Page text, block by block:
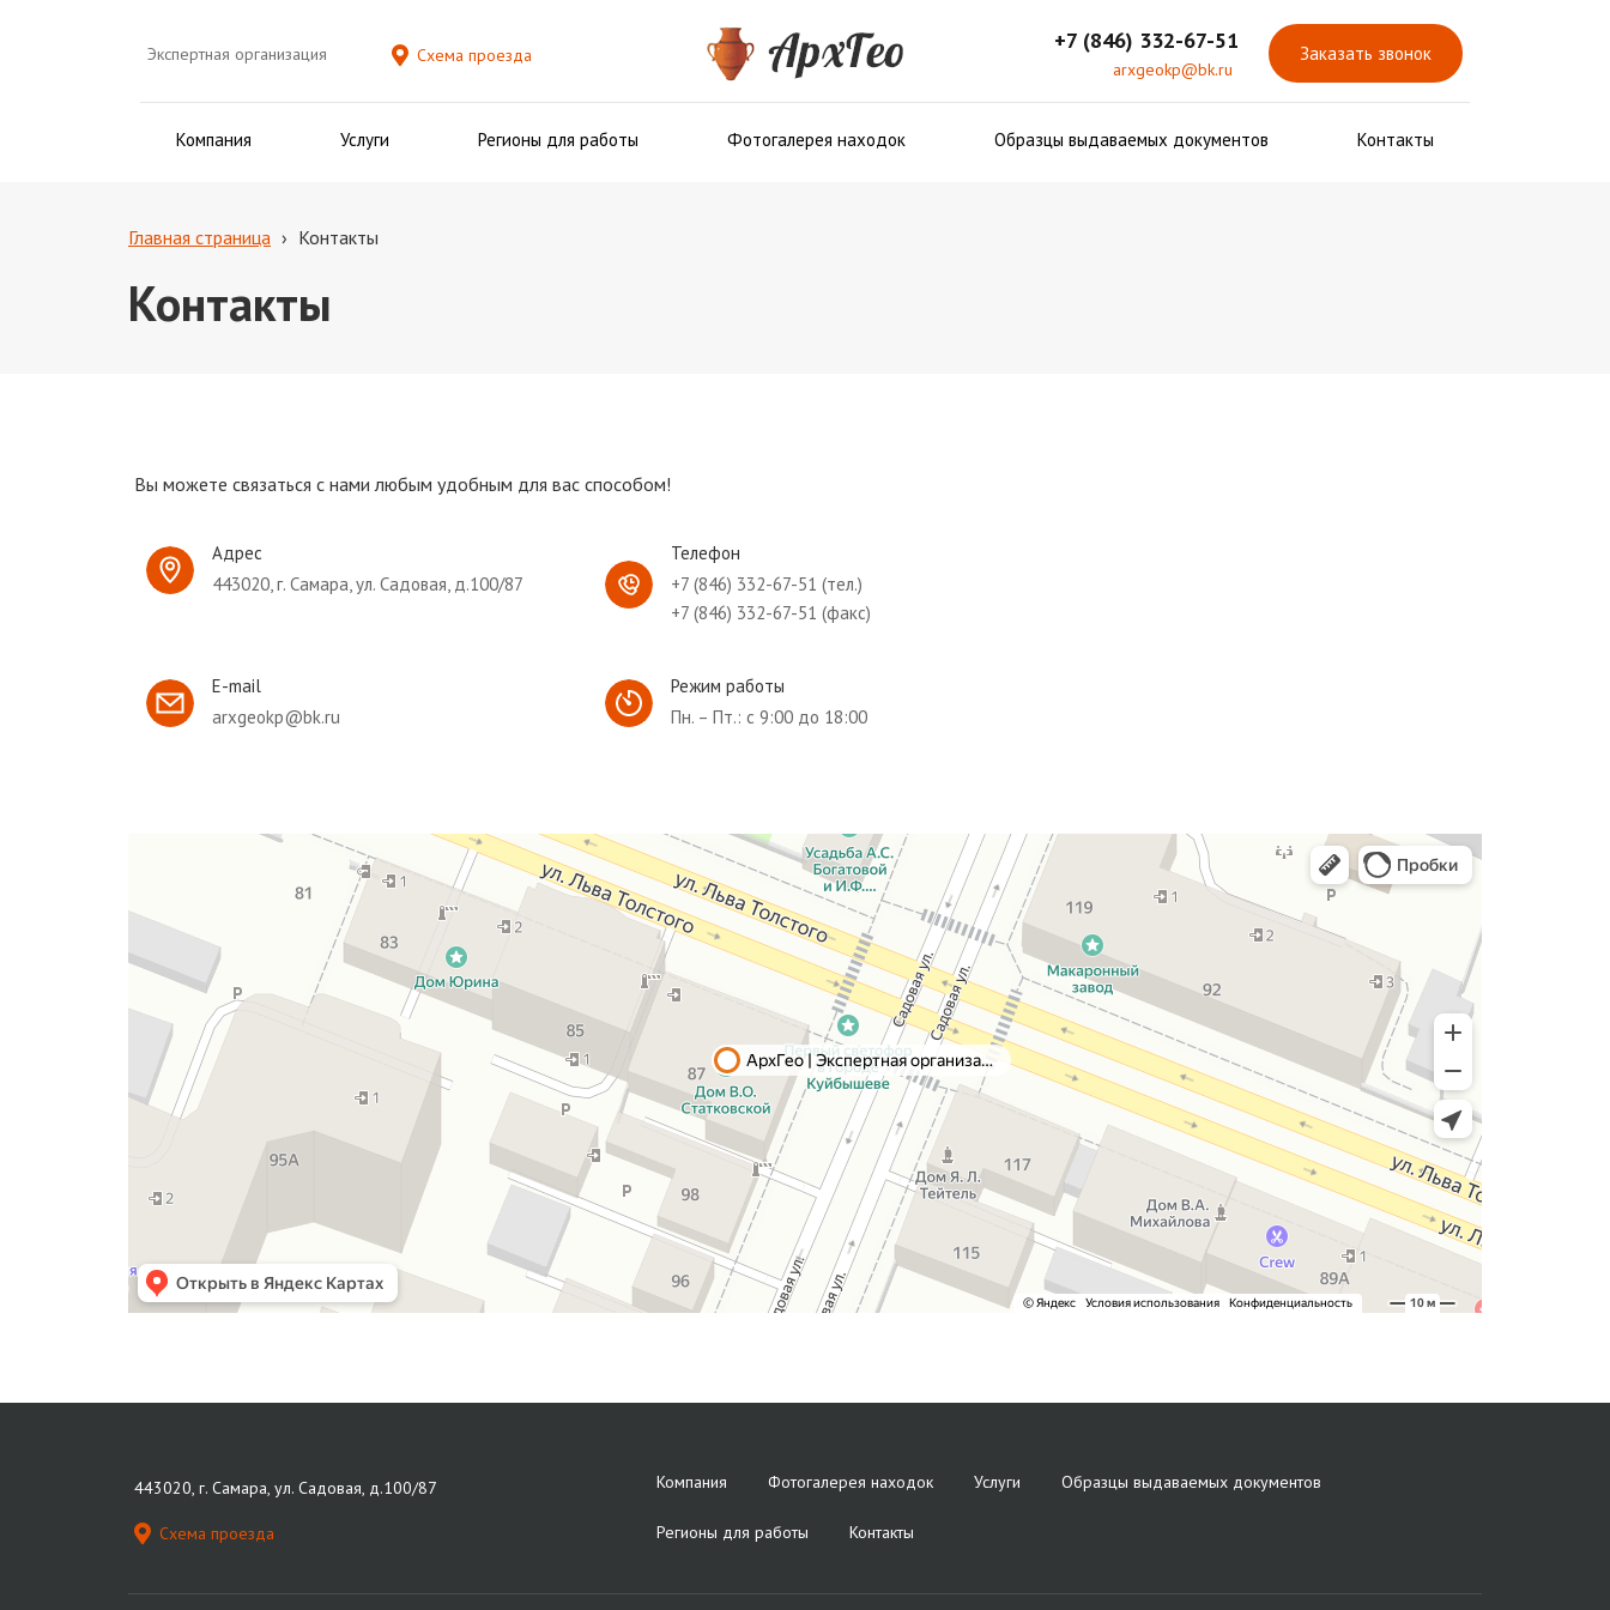
Экспертная организация Схема проезда
+7 (846) 332-67-51
arxgeokp@bk.ru
Заказать звонок
Компания Услуги Регионы для работы Фотогалерея находок Образцы выдаваемых документов Контакты
Главная страница › Контакты
Контакты
Вы можете связаться с нами любым удобным для вас способом!
Адрес
443020, г. Самара, ул. Садовая, д.100/87
Телефон
+7 (846) 332-67-51 (тел.)
+7 (846) 332-67-51 (факс)
E-mail
arxgeokp@bk.ru
Режим работы
Пн. – Пт.: с 9:00 до 18:00
443020, г. Самара, ул. Садовая, д.100/87
Схема проезда
Компания Фотогалерея находок Услуги Образцы выдаваемых документов
Регионы для работы Контакты